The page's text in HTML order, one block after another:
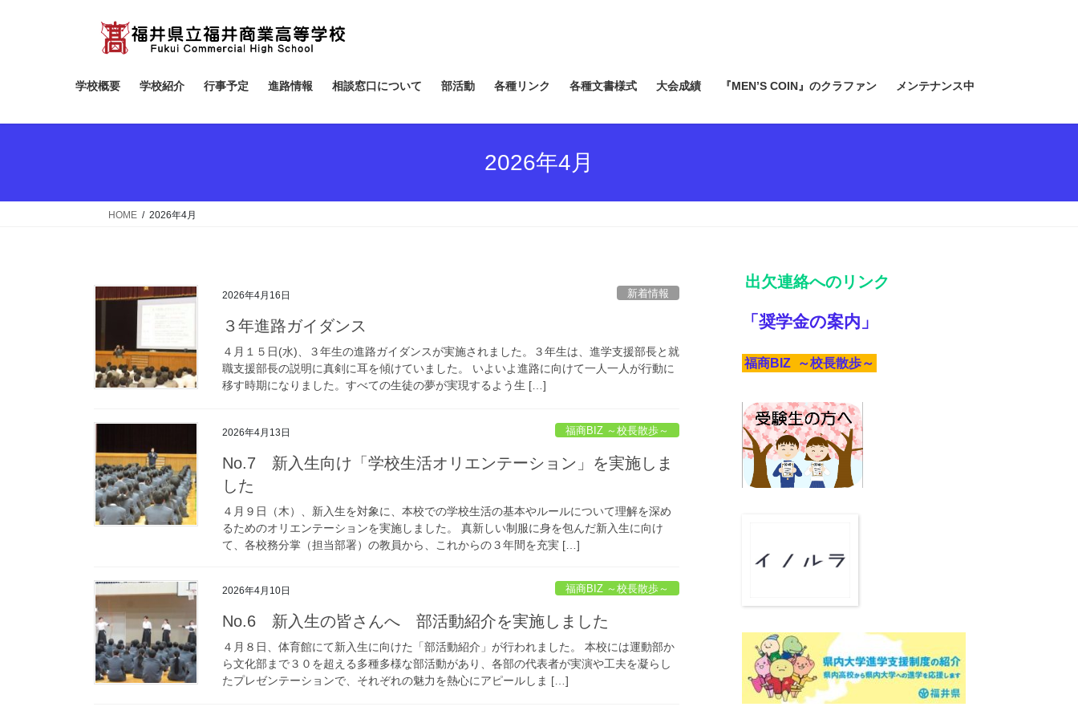
ス
ン
学校概要 学校紹介 行事予定 進路情報 相談窓口について 部活動 各種リンク 各種文書様式 大会成績 『MEN’S COIN』のクラファン メンテナンス中
2026年4月
HOME 2026年4月
2026年4月16日 新着情報
３年進路ガイダンス
４月１５日(水)、３年生の進路ガイダンスが実施されました。３年生は、進学支援部長と就
職支援部長の説明に真剣に耳を傾けていました。 いよいよ進路に向けて一人一人が行動に
移す時期になりました。すべての生徒の夢が実現するよう生 […]
2026年4月13日 福商BIZ ～校長散歩～
No.7 新入生向け「学校生活オリエンテーション」を実施しま
した
４月９日（木）、新入生を対象に、本校での学校生活の基本やルールについて理解を深め
るためのオリエンテーションを実施しました。 真新しい制服に身を包んだ新入生に向け
て、各校務分掌（担当部署）の教員から、これからの３年間を充実 […]
2026年4月10日 福商BIZ ～校長散歩～
No.6 新入生の皆さんへ 部活動紹介を実施しました
４月８日、体育館にて新入生に向けた「部活動紹介」が行われました。 本校には運動部か
ら文化部まで３０を超える多種多様な部活動があり、各部の代表者が実演や工夫を凝らし
たプレゼンテーションで、それぞれの魅力を熱心にアピールしま […]
出欠連絡へのリンク
「奨学金の案内」
福商BIZ ～校長散歩～